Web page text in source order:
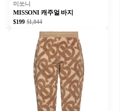
미쏘니
MISSONI 캐주얼 바지
$199 $1,044